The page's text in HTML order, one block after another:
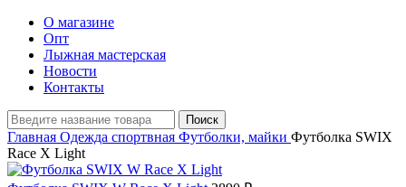
О магазине
Опт
Лыжная мастерская
Новости
Контакты
Поиск
Главная Одежда спортвная Футболки, майки Футболка SWIX
Race X Light